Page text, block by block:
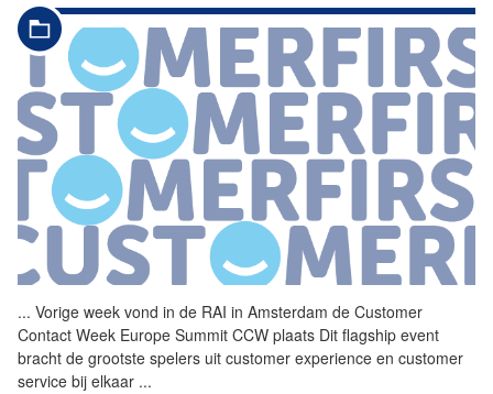
... Vorige week vond in de RAI in Amsterdam de Customer
Contact Week Europe Summit CCW plaats Dit flagship event
bracht de grootste spelers uit customer experience en customer
service bij elkaar ...